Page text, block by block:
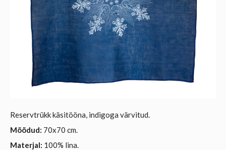
Reservtrükk käsitööna, indigoga värvitud.
Mõõdud: 70x70 cm.
Materjal: 100% lina.